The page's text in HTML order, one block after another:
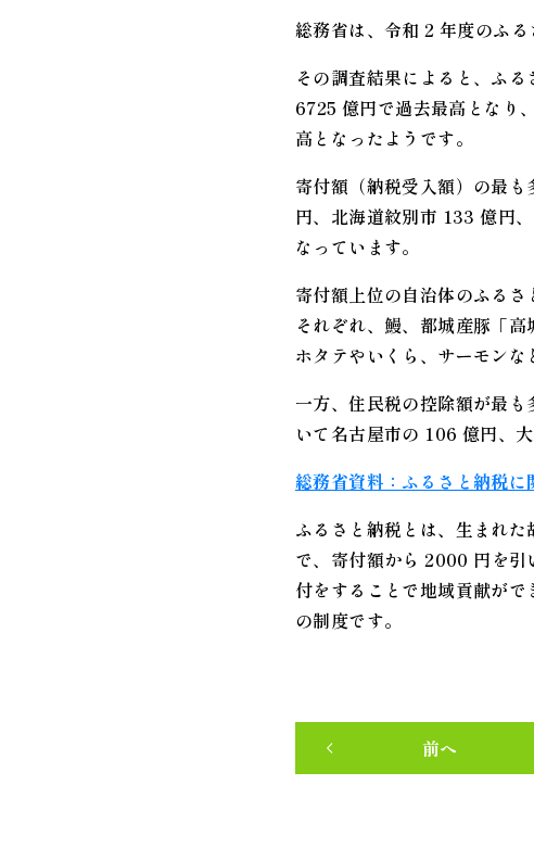
総務省は、令和 2 年度のふ
その調査結果によると、ふ
6725 億円で過去最高となり
高となったようです。
寄付額（納税受入額）の最
円、北海道紋別市 133 億円
なっています。
寄付額上位の自治体のふる
それぞれ、鰻、都城産豚「
ホタテやいくら、サーモンな
一方、住民税の控除額が最
いて名古屋市の 106 億円、
総務省資料：ふるさと納税
ふるさと納税とは、生まれ
で、寄付額から 2000 円を引
付をすることで地域貢献が
の制度です。
前へ